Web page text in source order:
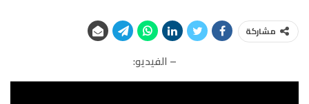
مشاركة
– الفيديو: